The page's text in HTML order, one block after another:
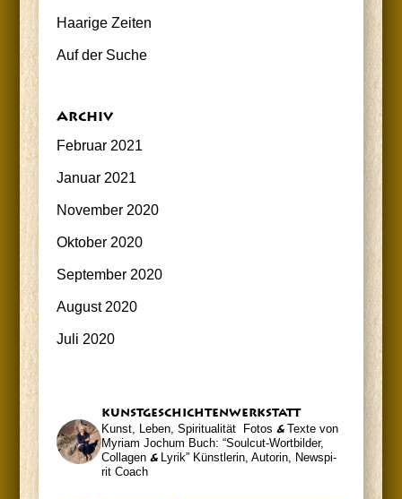
Haa­ri­ge Zeiten
Auf der Suche
Archiv
Februar 2021
Januar 2021
November 2020
Oktober 2020
September 2020
August 2020
Juli 2020
kunst­ge­schich­ten­werk­statt
Kunst, Leben, Spiritualität Fotos &Tex­te von
Myri­am Jochum Buch: “Soul­cut-Wort­bil­der,
Col­la­gen &Lyrik”Künst­le­rin, Autorin, News­pi­
rit Coach